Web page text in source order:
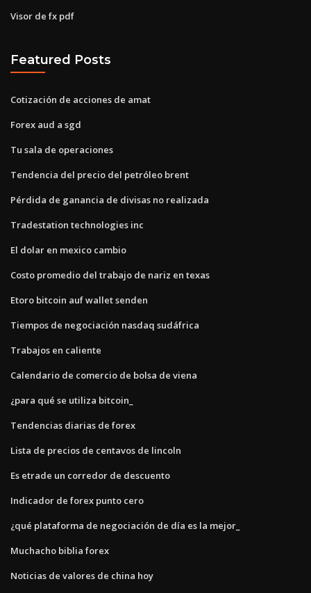
Visor de fx pdf
Featured Posts
Cotización de acciones de amat
Forex aud a sgd
Tu sala de operaciones
Tendencia del precio del petróleo brent
Pérdida de ganancia de divisas no realizada
Tradestation technologies inc
El dolar en mexico cambio
Costo promedio del trabajo de nariz en texas
Etoro bitcoin auf wallet senden
Tiempos de negociación nasdaq sudáfrica
Trabajos en caliente
Calendario de comercio de bolsa de viena
¿para qué se utiliza bitcoin_
Tendencias diarias de forex
Lista de precios de centavos de lincoln
Es etrade un corredor de descuento
Indicador de forex punto cero
¿qué plataforma de negociación de día es la mejor_
Muchacho biblia forex
Noticias de valores de china hoy